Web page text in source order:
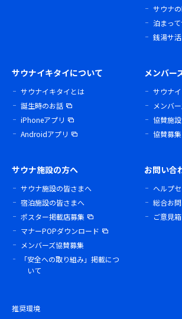
サウナ
泊まっ
銭湯サ活
サウナイキタイについて
サウナイキタイとは
誕生時のお話
iPhoneアプリ
Androidアプリ
メンバー
サウナ
メンバ
協賛施設
協賛募集
サウナ施設の方へ
サウナ施設の皆さまへ
宿泊施設の皆さまへ
ポスター掲載店募集
マナーPOPダウンロード
メンバーズ協賛募集
「安全への取り組み」掲載につ
いて
お問い合
ヘルプ
総合お
ご意見箱
推奨環境